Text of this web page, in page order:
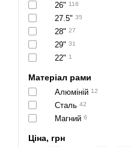
26" 116
27.5" 35
28" 27
29" 31
22" 1
Матеріал рами
Алюміній 12
Сталь 42
Магний 6
Ціна, грн